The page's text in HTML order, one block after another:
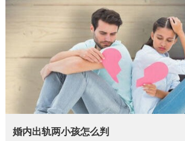
婚内出轨两小孩怎么判